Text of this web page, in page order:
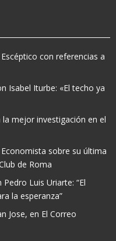
con referencias a
Isabel Iturbe: «El techo ya
la mejor investigación en el
sobre su última
de Roma
Luis Uriarte: “El
la esperanza”
Jose, en El Correo